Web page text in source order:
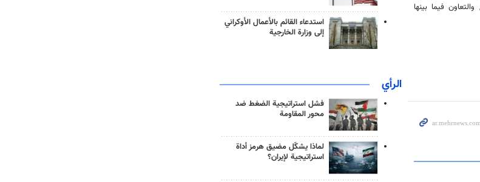
فيما بينها
استدعاء القائم بالأعمال الأوكراني
إلى وزارة الخارجية
الرأي
فشل استراتيجية الضغط ضد
محور المقاومة
لماذا يشكّل مضيق هرمز أداة
استراتيجية لإيران؟